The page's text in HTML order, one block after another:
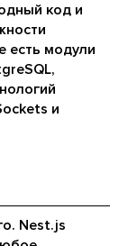
код и
есть модули
и
Nest.js